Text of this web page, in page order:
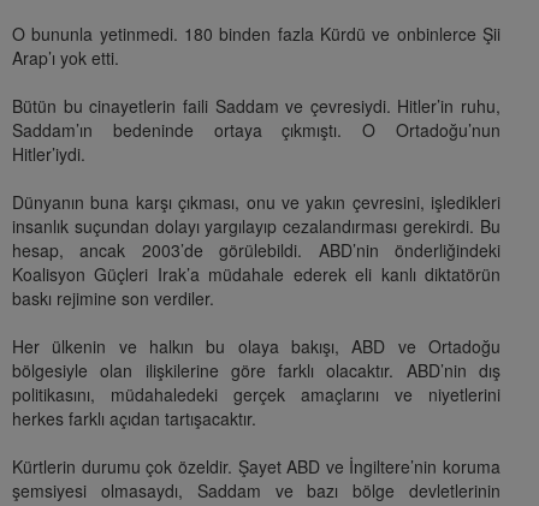
O bununla yetinmedi. 180 binden fazla Kürdü ve onbinlerce Şii
Arap’ı yok etti.
Bütün bu cinayetlerin faili Saddam ve çevresiydi. Hitler’in ruhu,
Saddam’ın bedeninde ortaya çıkmıştı. O Ortadoğu’nun
Hitler’iydi.
Dünyanın buna karşı çıkması, onu ve yakın çevresini, işledikleri
insanlık suçundan dolayı yargılayıp cezalandırması gerekirdi. Bu
hesap, ancak 2003’de görülebildi. ABD’nin önderliğindeki
Koalisyon Güçleri Irak’a müdahale ederek eli kanlı diktatörün
baskı rejimine son verdiler.
Her ülkenin ve halkın bu olaya bakışı, ABD ve Ortadoğu
bölgesiyle olan ilişkilerine göre farklı olacaktır. ABD’nin dış
politikasını, müdahaledeki gerçek amaçlarını ve niyetlerini
herkes farklı açıdan tartışacaktır.
Kürtlerin durumu çok özeldir. Şayet ABD ve İngiltere’nin koruma
şemsiyesi olmasaydı, Saddam ve bazı bölge devletlerinin